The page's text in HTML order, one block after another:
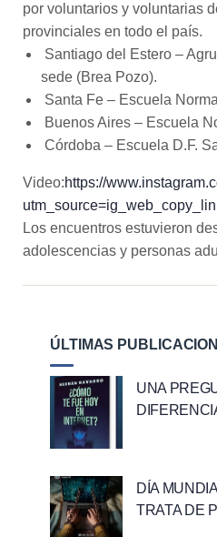
por voluntarios y voluntarias
provinciales en todo el país.
Santiago del Estero –
sede (Brea Pozo).
Santa Fe – Escuela
Buenos Aires – Escuela
Córdoba – Escuela D.F.
Video:https://
Los encuentros estuvieron
adolescencias y personas
ÚLTIMAS
UNA
DÍA
TRATA DE